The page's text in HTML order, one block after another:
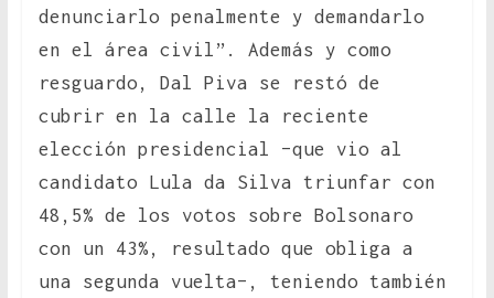
denunciarlo penalmente y demandarlo
en el área civil”. Además y como
resguardo, Dal Piva se restó de
cubrir en la calle la reciente
elección presidencial –que vio al
candidato Lula da Silva triunfar con
48,5% de los votos sobre Bolsonaro
con un 43%, resultado que obliga a
una segunda vuelta–, teniendo también